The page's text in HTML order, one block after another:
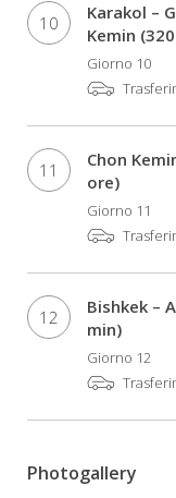
10
Karakol –
Kemin
Giorno 10
11
Chon
ore)
Giorno 11
12
Bishkek –
min)
Giorno 12
Photogallery